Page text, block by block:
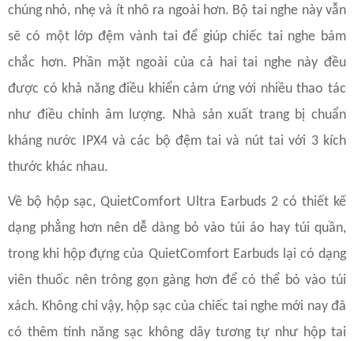
chúng nhỏ, nhẹ và ít nhô ra ngoài hơn. Bộ tai nghe này vẫn
sẽ có một lớp đệm vành tai để giúp chiếc tai nghe bám
chắc hơn. Phần mặt ngoài của cả hai tai nghe này đều
được có khả năng điều khiển cảm ứng với nhiều thao tác
như điều chỉnh âm lượng. Nhà sản xuất trang bị chuẩn
kháng nước IPX4 và các bộ đệm tai và nút tai với 3 kích
thước khác nhau.
Về bộ hộp sạc, QuietComfort Ultra Earbuds 2 có thiết kế
dạng phẳng hơn nên dễ dàng bỏ vào túi áo hay túi quần,
trong khi hộp đựng của QuietComfort Earbuds lại có dạng
viên thuốc nên trông gọn gàng hơn để có thể bỏ vào túi
xách. Không chỉ vậy, hộp sạc của chiếc tai nghe mới nay đã
có thêm tính năng sạc không dây tương tự như hộp tai